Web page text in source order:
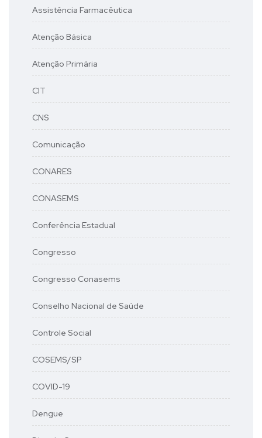
Assistência Farmacêutica
Atenção Básica
Atenção Primária
CIT
CNS
Comunicação
CONARES
CONASEMS
Conferência Estadual
Congresso
Congresso Conasems
Conselho Nacional de Saúde
Controle Social
COSEMS/SP
COVID-19
Dengue